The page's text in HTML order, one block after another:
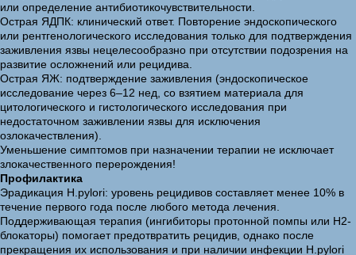
или определение антибиотикочувствительности.
Острая ЯДПК: клинический ответ. Повторение эндоскопического
или рентгенологического исследования только для подтверждения
заживления язвы нецелесообразно при отсутствии подозрения на
развитие осложнений или рецидива.
Острая ЯЖ: подтверждение заживления (эндоскопическое
исследование через 6–12 нед, со взятием материала для
цитологического и гистологического исследования при
недостаточном заживлении язвы для исключения
озлокачествления).
Уменьшение симптомов при назначении терапии не исключает
злокачественного перерождения!
Профилактика
Эрадикация H.pylori: уровень рецидивов составляет менее 10% в
течение первого года после любого метода лечения.
Поддерживающая терапия (ингибиторы протонной помпы или Н2-
блокаторы) помогает предотвратить рецидив, однако после
прекращения их использования и при наличии инфекции H.pylori